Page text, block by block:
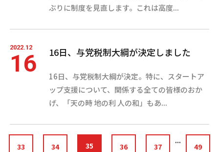
ぶりに制度を見直します。これは高度...
2022.12
16 16日、与党税制大綱が決定しました
16日、与党税制大綱が決定。特に、スタートア
ップ支援について、関係する全ての皆様のおか
げ、「天の時 地の利 人の和」もあ...
33 34 35 36 37
...
49